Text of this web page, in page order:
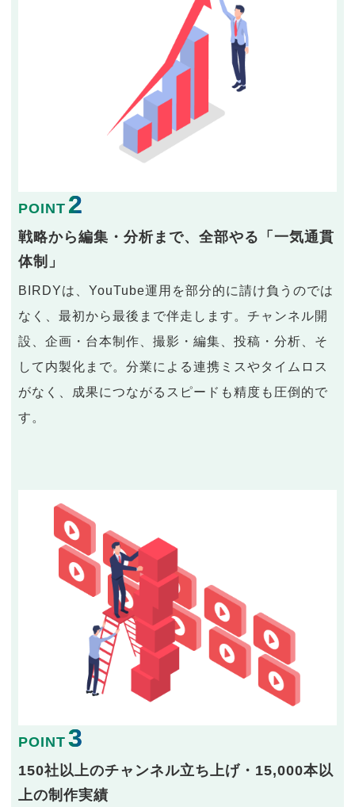
POINT 2
戦略から編集・分析まで、全部やる「一気通貫
体制」
BIRDYは、YouTube運用を部分的に請け負うのでは
なく、最初から最後まで伴走します。チャンネル開
設、企画・台本制作、撮影・編集、投稿・分析、そ
して内製化まで。分業による連携ミスやタイムロス
がなく、成果につながるスピードも精度も圧倒的で
す。
POINT 3
150社以上のチャンネル立ち上げ・15,000本以
上の制作実績